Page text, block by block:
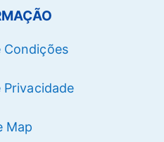
Condições
Privacidade
Map